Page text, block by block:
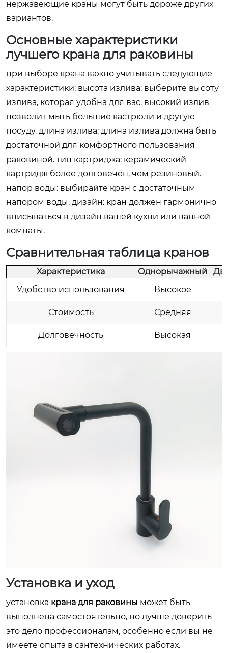
нержавеющие краны могут быть дороже других
вариантов.
Основные характеристики
лучшего крана для раковины
при выборе крана важно учитывать следующие
характеристики: высота излива: выберите высоту
излива, которая удобна для вас. высокий излив
позволит мыть большие кастрюли и другую
посуду. длина излива: длина излива должна быть
достаточной для комфортного пользования
раковиной. тип картриджа: керамический
картридж более долговечен, чем резиновый.
напор воды: выбирайте кран с достаточным
напором воды. дизайн: кран должен гармонично
вписываться в дизайн вашей кухни или ванной
комнаты.
Сравнительная таблица кранов
Характеристика Однорычажный
Удобство использования
Высокое
Стоимость Средняя
Долговечность Высокая
Установка и уход
установка крана для раковины может быть
выполнена самостоятельно, но лучше доверить
это дело профессионалам, особенно если вы не
имеете опыта в сантехнических работах.